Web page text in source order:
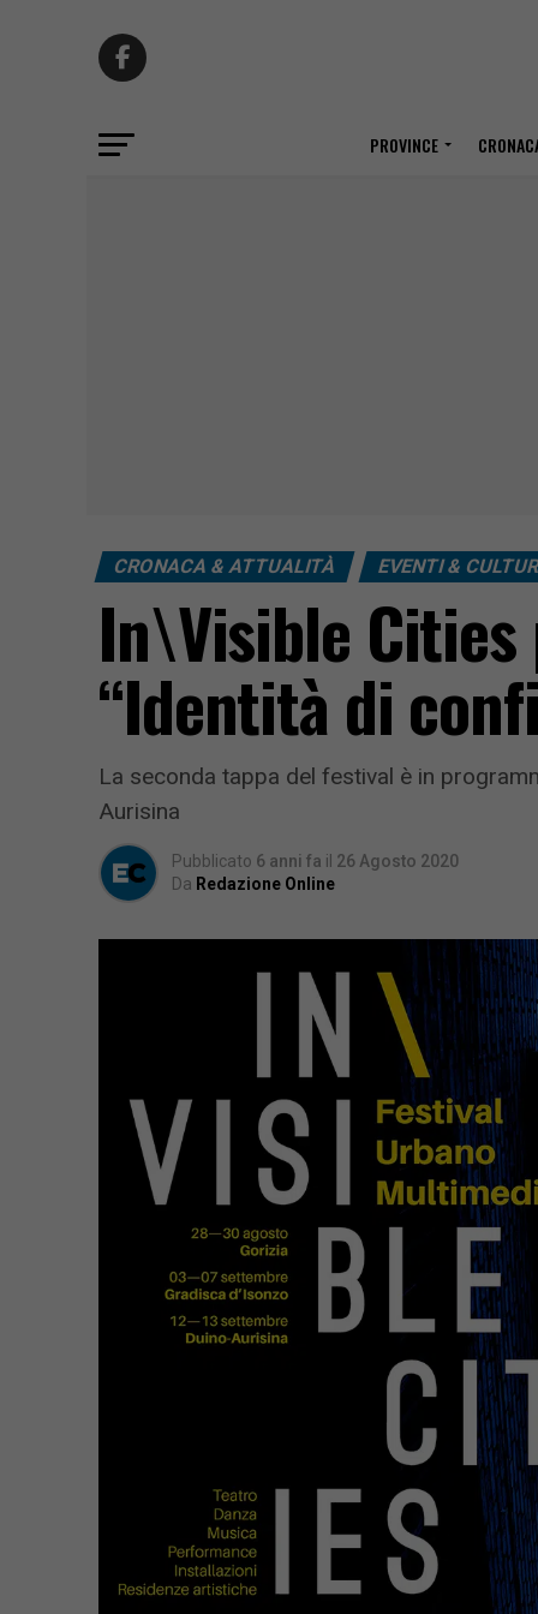
PROVINCE
CRONACA & ATTUALITÀ EVENTI &
In\Visible Cities
“Identità di
La seconda tappa del festival è in
Aurisina
Pubblicato 6 anni fa il 26 Agosto 2020
Da Redazione Online